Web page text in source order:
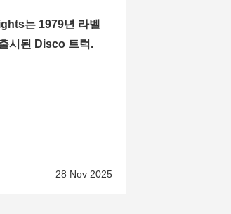
는 1979년 라벨
시된 Disco 트럭.
28 Nov 2025